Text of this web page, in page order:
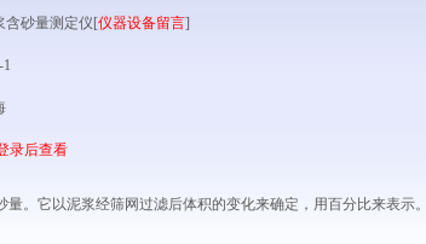
含砂量测定仪[仪器设备留言]
录后查看
。它以泥浆经筛网过滤后体积的变化来确定，用百分比来表示。